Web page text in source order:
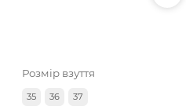
Розмір взуття
35 36 37